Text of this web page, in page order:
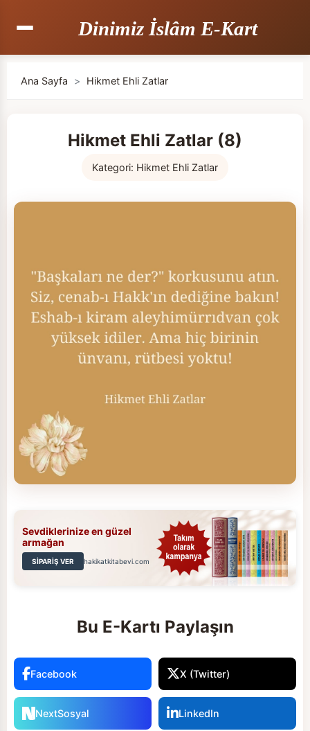
Dinimiz İslâm E-Kart
Ana Sayfa > Hikmet Ehli Zatlar
Hikmet Ehli Zatlar (8)
Kategori: Hikmet Ehli Zatlar
Sevdiklerinize en güzel
armağan
SİPARİŞ VER hakikatkitabevi.com
Bu E-Kartı Paylaşın
Facebook X (Twitter)
NextSosyal LinkedIn